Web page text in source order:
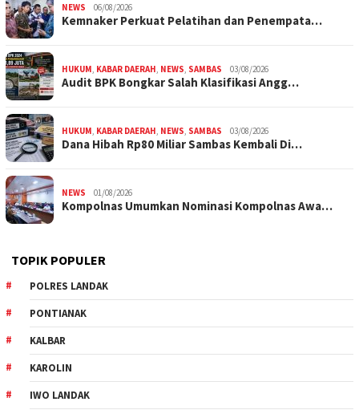
NEWS 06/08/2026
Kemnaker Perkuat Pelatihan dan Penempata…
HUKUM KABAR DAERAH NEWS SAMBAS 03/08/2026
Audit BPK Bongkar Salah Klasifikasi Angg…
HUKUM KABAR DAERAH NEWS SAMBAS 03/08/2026
Dana Hibah Rp80 Miliar Sambas Kembali Di…
NEWS 01/08/2026
Kompolnas Umumkan Nominasi Kompolnas Awa…
TOPIK POPULER
POLRES LANDAK
PONTIANAK
KALBAR
KAROLIN
IWO LANDAK